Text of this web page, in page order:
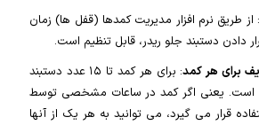
از طریق نرم افزار مدیریت کمدها (قفل ها) زمان
دادن دستبند جلو ریدر، قابل تنظیم است.
برای هر کمد
: برای هر کمد تا ۱۵ عدد دستبند
است. یعنی اگر کمد در ساعات مشخصی توسط
قرار می گیرد، می توانید به هر یک از آنها